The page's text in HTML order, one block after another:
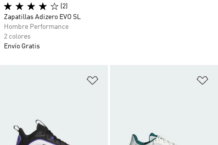
(2)
Zapatillas Adizero EVO SL
Hombre Performance
2 colores
Envío Gratis